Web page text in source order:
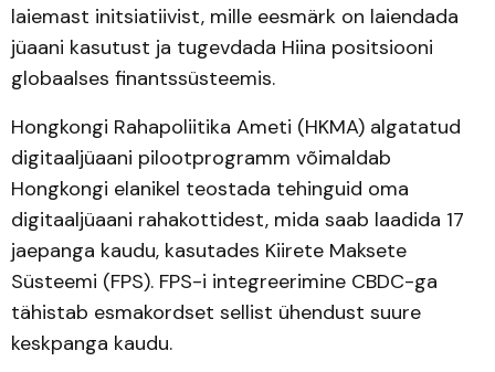
laiemast initsiatiivist, mille eesmärk on laiendada
jüaani kasutust ja tugevdada Hiina positsiooni
globaalses finantssüsteemis.
Hongkongi Rahapoliitika Ameti (HKMA) algatatud
digitaaljüaani pilootprogramm võimaldab
Hongkongi elanikel teostada tehinguid oma
digitaaljüaani rahakottidest, mida saab laadida 17
jaepanga kaudu, kasutades Kiirete Maksete
Süsteemi (FPS). FPS-i integreerimine CBDC-ga
tähistab esmakordset sellist ühendust suure
keskpanga kaudu.